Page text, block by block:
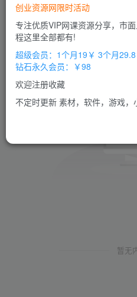
排序 更新 浏览 点赞 评论
暂无
创业资源网限时活动
专注优质VIP网课资源分享，市
程这里全部都有!
超级会员：1个月19￥ 3个月
钻石永久会员：￥98
欢迎注册收藏
不定时更新 素材，软件，游戏，